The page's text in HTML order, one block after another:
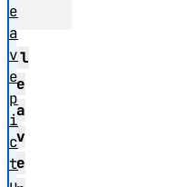
l
e
a
v
e
e
a
v
e
p
i
c
t